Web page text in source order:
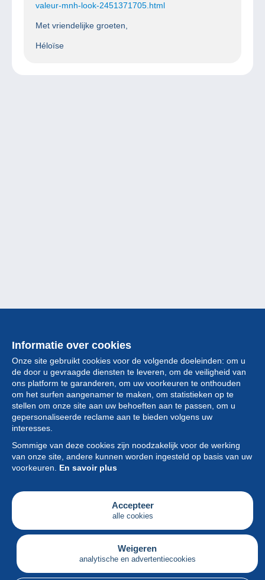
valeur-mnh-look-2451371705.html
Met vriendelijke groeten,
Héloïse
Informatie over cookies
Onze site gebruikt cookies voor de volgende doeleinden: om u
de door u gevraagde diensten te leveren, om de veiligheid van
ons platform te garanderen, om uw voorkeuren te onthouden
om het surfen aangenamer te maken, om statistieken op te
stellen om onze site aan uw behoeften aan te passen, om u
gepersonaliseerde reclame aan te bieden volgens uw
interesses.
Sommige van deze cookies zijn noodzakelijk voor de werking
van onze site, andere kunnen worden ingesteld op basis van uw
voorkeuren. En savoir plus
Accepteer
alle cookies
Weigeren
analytische en advertentiecookies
Collectie
Nieuws
Functie
Vereniging
Diensten
Schrijven
Nederlands